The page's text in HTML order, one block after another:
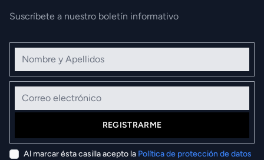
Suscríbete a nuestro boletín informativo
Nombre y Apellidos
Correo electrónico
REGISTRARME
Al marcar ésta casilla acepto la Política de protección de datos